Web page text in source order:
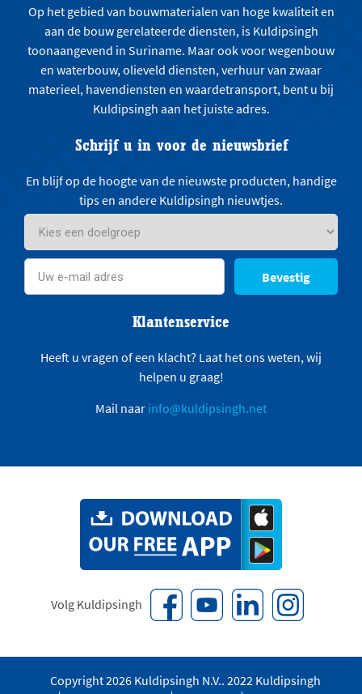
Op het gebied van bouwmaterialen van hoge kwaliteit en
aan de bouw gerelateerde diensten, is Kuldipsingh
toonaangevend in Suriname. Maar ook voor wegenbouw
en waterbouw, olieveld diensten, verhuur van zwaar
materieel, havendiensten en waardetransport, bent u bij
Kuldipsingh aan het juiste adres.
Schrijf u in voor de nieuwsbrief
En blijf op de hoogte van de nieuwste producten, handige
tips en andere Kuldipsingh nieuwtjes.
Bevestig
Klantenservice
Heeft u vragen of een klacht? Laat het ons weten, wij
helpen u graag!
Mail naar info@kuldipsingh.net
Volg Kuldipsingh
Copyright 2026 Kuldipsingh N.V.. 2022 Kuldipsingh